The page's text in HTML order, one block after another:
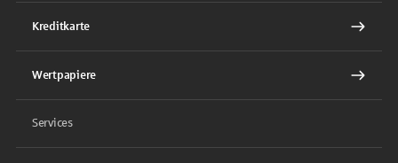
Kreditkarte
Wertpapiere
Services